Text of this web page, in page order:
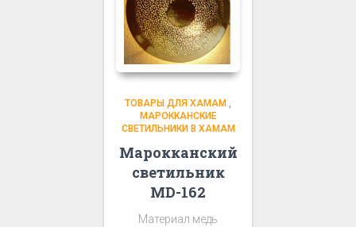
ТОВАРЫ ДЛЯ ХАМАМ ,
МАРОККАНСКИЕ
СВЕТИЛЬНИКИ В ХАМАМ
Марокканский
светильник
MD-162
Материал медь